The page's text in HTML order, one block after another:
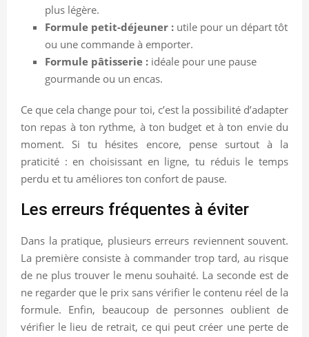
plus légère.
Formule petit-déjeuner : utile pour un départ tôt
ou une commande à emporter.
Formule pâtisserie : idéale pour une pause
gourmande ou un encas.
Ce que cela change pour toi, c’est la possibilité d’adapter
ton repas à ton rythme, à ton budget et à ton envie du
moment. Si tu hésites encore, pense surtout à la
praticité : en choisissant en ligne, tu réduis le temps
perdu et tu améliores ton confort de pause.
Les erreurs fréquentes à éviter
Dans la pratique, plusieurs erreurs reviennent souvent.
La première consiste à commander trop tard, au risque
de ne plus trouver le menu souhaité. La seconde est de
ne regarder que le prix sans vérifier le contenu réel de la
formule. Enfin, beaucoup de personnes oublient de
vérifier le lieu de retrait, ce qui peut créer une perte de